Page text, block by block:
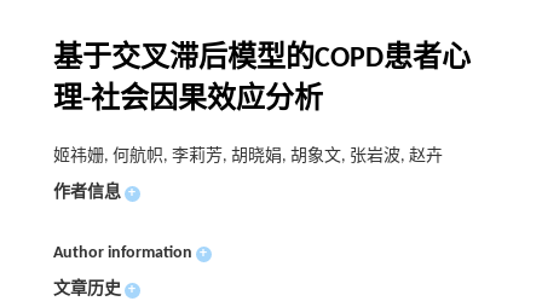
基于交叉滞后模型的COPD患者心
理-社会因果效应分析
姬祎姗, 何航帜, 李莉芳, 胡晓娟, 胡象文, 张岩波, 赵卉
作者信息 +
Author information +
文章历史 +